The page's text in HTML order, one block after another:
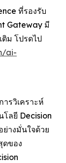
ที่รองรับ
Gateway มี
ม โปรดไป
ai-
รวิเคราะห์
ลยี Decision
างมั่นใจด้วย
ดของ